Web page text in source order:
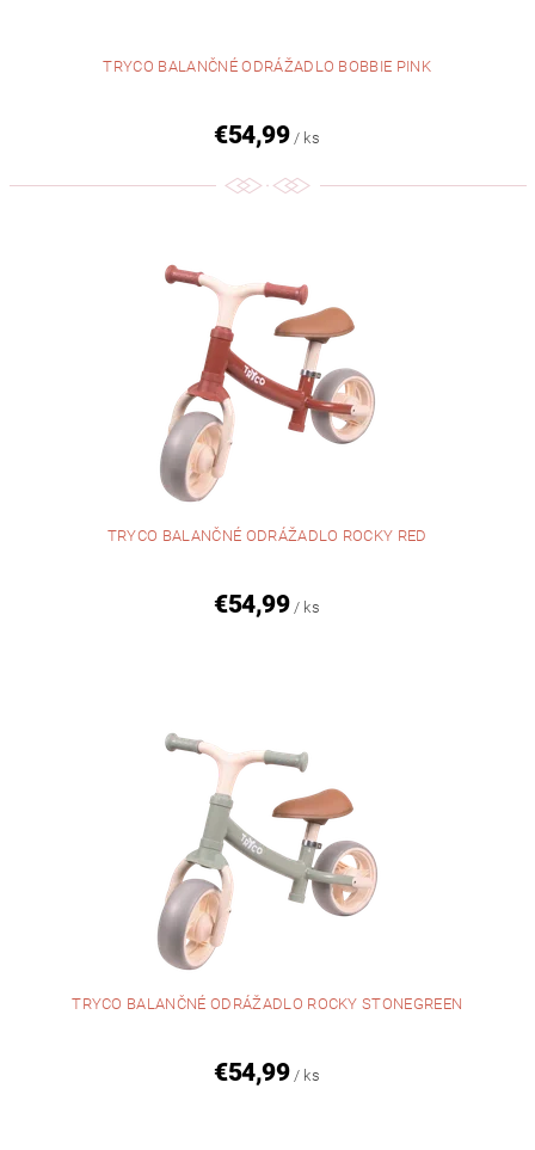
TRYCO BALANČNÉ ODRÁŽADLO BOBBIE PINK
€54,99 / ks
TRYCO BALANČNÉ ODRÁŽADLO ROCKY RED
€54,99 / ks
TRYCO BALANČNÉ ODRÁŽADLO ROCKY STONEGREEN
€54,99 / ks